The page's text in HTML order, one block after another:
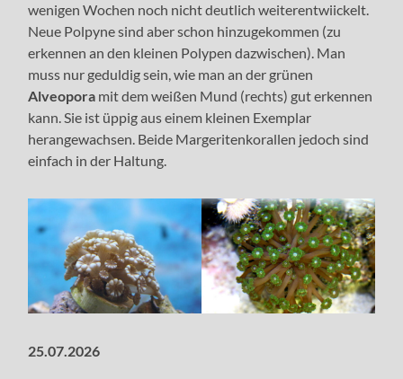
wenigen Wochen noch nicht deutlich weiterentwiickelt.
Neue Polpyne sind aber schon hinzugekommen (zu
erkennen an den kleinen Polypen dazwischen). Man
muss nur geduldig sein, wie man an der grünen
Alveopora mit dem weißen Mund (rechts) gut erkennen
kann. Sie ist üppig aus einem kleinen Exemplar
herangewachsen. Beide Margeritenkorallen jedoch sind
einfach in der Haltung.
25.07.2026